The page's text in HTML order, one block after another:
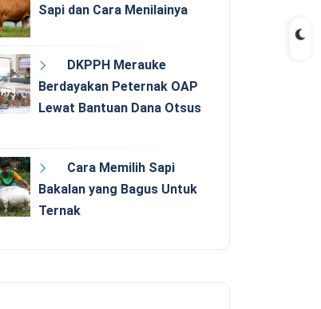
Sapi dan Cara Menilainya
DKPPH Merauke
Berdayakan Peternak OAP
Lewat Bantuan Dana Otsus
Cara Memilih Sapi
Bakalan yang Bagus Untuk
Ternak